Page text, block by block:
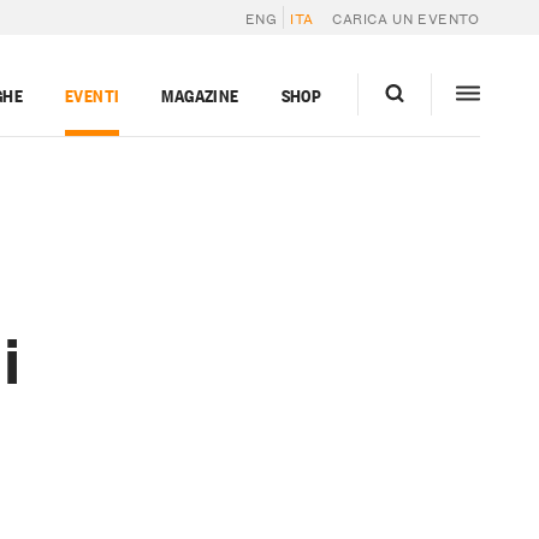
ENG ITA CARICA UN EVENTO
EVENTI MAGAZINE SHOP